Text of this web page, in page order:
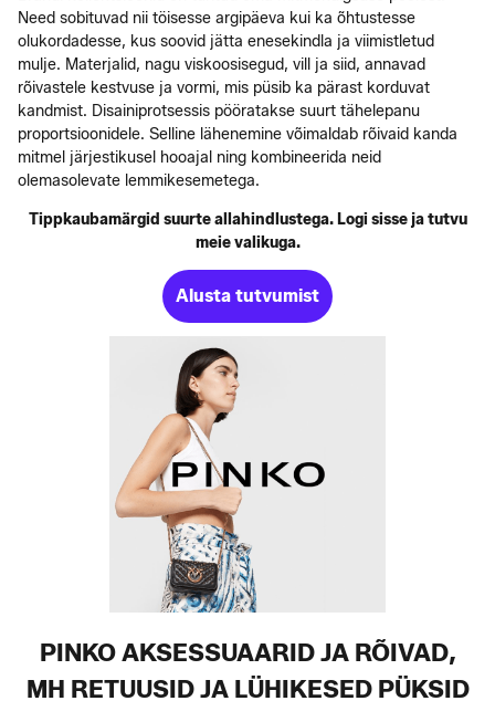
Need sobituvad nii töisesse argipäeva kui ka õhtustesse
olukordadesse, kus soovid jätta enesekindla ja viimistletud
mulje. Materjalid, nagu viskoosisegud, vill ja siid, annavad
rõivastele kestvuse ja vormi, mis püsib ka pärast korduvat
kandmist. Disainiprotsessis pööratakse suurt tähelepanu
proportsioonidele. Selline lähenemine võimaldab rõivaid kanda
mitmel järjestikusel hooajal ning kombineerida neid
olemasolevate lemmikesemetega.
Tippkaubamärgid suurte allahindlustega. Logi sisse ja tutvu
meie valikuga.
Alusta tutvumist
PINKO AKSESSUAARID JA RÕIVAD,
MH RETUUSID JA LÜHIKESED PÜKSID